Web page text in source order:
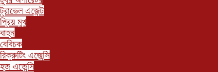
ট্রাভেল এজেন্ট
প্রিয় মুখ
বাহন
বেবিচক
রিক্রুটিং এজেন্সি
হজ এজেন্সি